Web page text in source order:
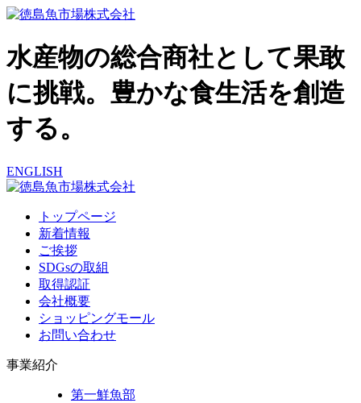
水産物の総合商社として果敢
に挑戦。豊かな食生活を創造
する。
ENGLISH
トップページ
新着情報
ご挨拶
SDGsの取組
取得認証
会社概要
ショッピングモール
お問い合わせ
事業紹介
第一鮮魚部